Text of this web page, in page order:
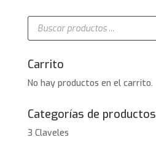
Búsqueda
productos
Carrito
No hay productos en el carrito.
Categorías de productos
3 Claveles